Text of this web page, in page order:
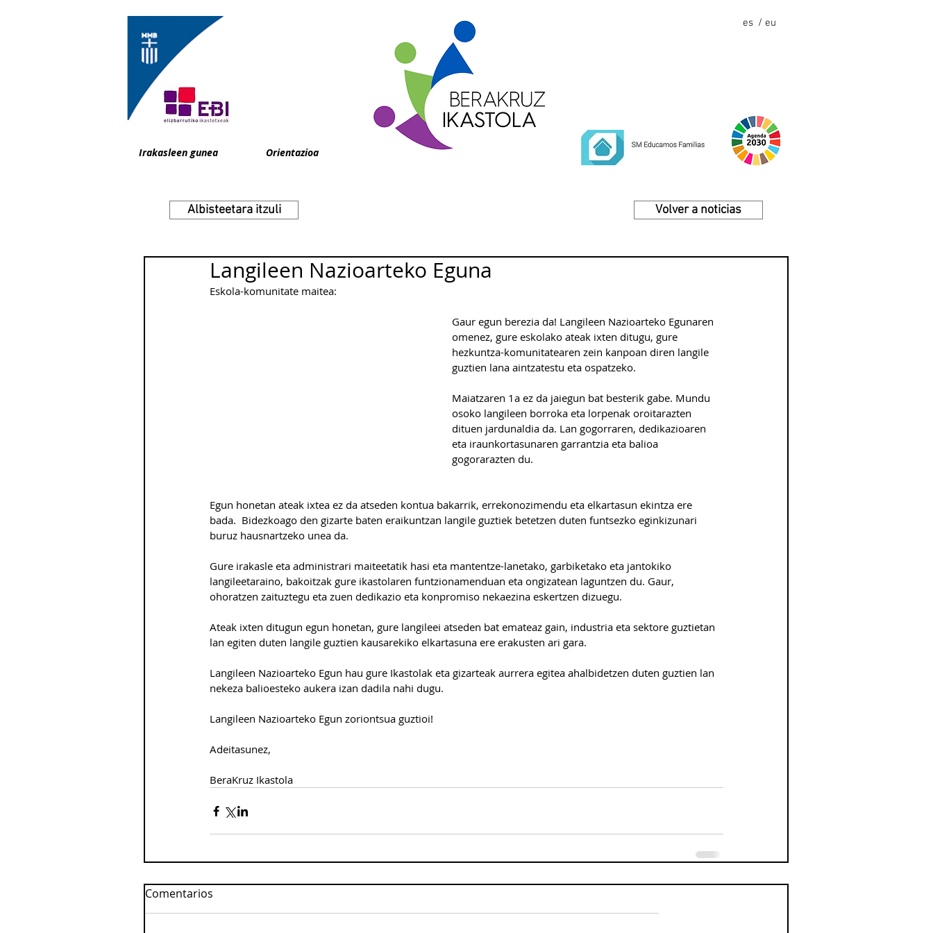
Irakasleen gunea Orientazioa
es / eu
Albisteetara itzuli Volver a noticias
Langileen Nazioarteko Eguna
Eskola-komunitate maitea:
Gaur egun berezia da! Langileen Nazioarteko Egunaren
omenez, gure eskolako ateak ixten ditugu, gure
hezkuntza-komunitatearen zein kanpoan diren langile
guztien lana aintzatestu eta ospatzeko.
Maiatzaren 1a ez da jaiegun bat besterik gabe. Mundu
osoko langileen borroka eta lorpenak oroitarazten
dituen jardunaldia da. Lan gogorraren, dedikazioaren
eta iraunkortasunaren garrantzia eta balioa
gogorarazten du.
Egun honetan ateak ixtea ez da atseden kontua bakarrik, errekonozimendu eta elkartasun ekintza ere
bada.  Bidezkoago den gizarte baten eraikuntzan langile guztiek betetzen duten funtsezko eginkizunari
buruz hausnartzeko unea da.
Gure irakasle eta administrari maiteetatik hasi eta mantentze-lanetako, garbiketako eta jantokiko
langileetaraino, bakoitzak gure ikastolaren funtzionamenduan eta ongizatean laguntzen du. Gaur,
ohoratzen zaituztegu eta zuen dedikazio eta konpromiso nekaezina eskertzen dizuegu.
Ateak ixten ditugun egun honetan, gure langileei atseden bat emateaz gain, industria eta sektore guztietan
lan egiten duten langile guztien kausarekiko elkartasuna ere erakusten ari gara.
Langileen Nazioarteko Egun hau gure Ikastolak eta gizarteak aurrera egitea ahalbidetzen duten guztien lan
nekeza balioesteko aukera izan dadila nahi dugu.
Langileen Nazioarteko Egun zoriontsua guztioi!
Adeitasunez,
BeraKruz Ikastola
Comentarios